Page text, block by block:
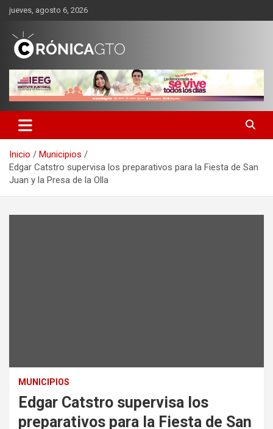
Saltar
contenido
jueves, agosto 6, 2026
CRONICA GUANAJUATO
Inicio
Municipios
Edgar Catstro supervisa los preparativos para la Fiesta de San
Juan y la Presa de la Olla
MUNICIPIOS
Edgar Catstro supervisa los
preparativos para la Fiesta de San